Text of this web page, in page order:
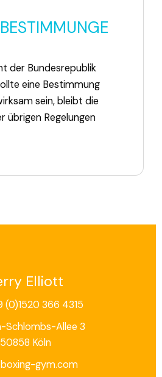
der Bundesrepublik
eine Bestimmung
sein, bleibt die
übrigen Regelungen
Elliott
(0)1520 366 4315
Schlombs-Allee 3
50858 Köln
gym.com